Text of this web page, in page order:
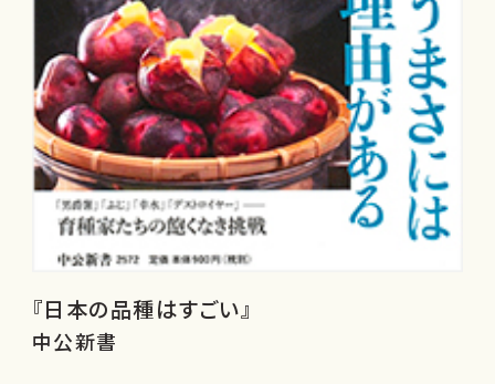
『日本の品種はすごい』
中公新書